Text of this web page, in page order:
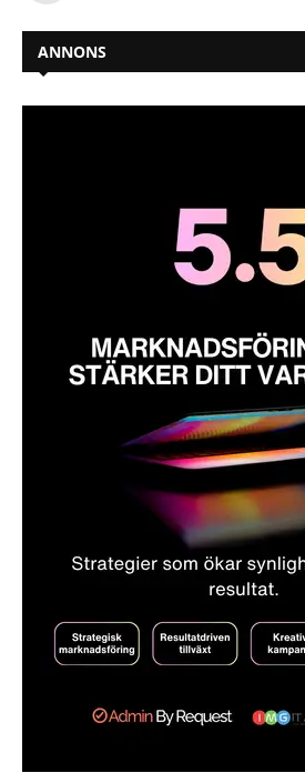
ANNONS